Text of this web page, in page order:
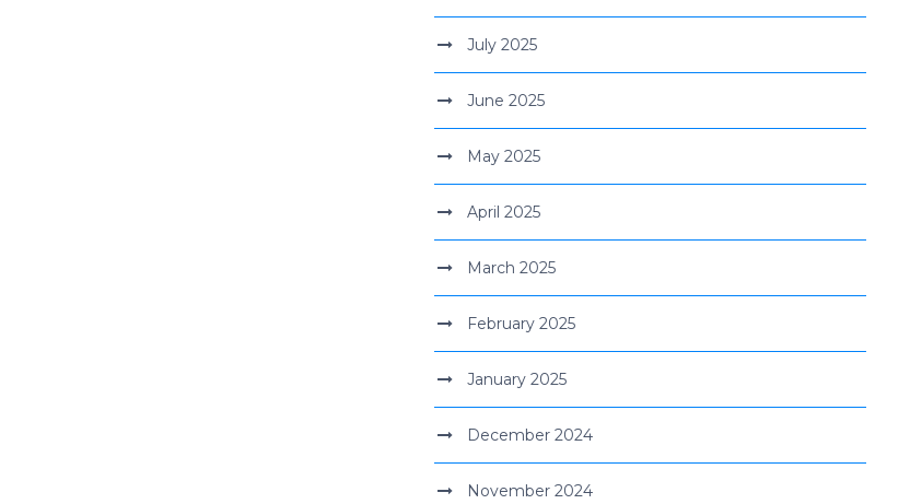
July 2025
June 2025
May 2025
April 2025
March 2025
February 2025
January 2025
December 2024
November 2024